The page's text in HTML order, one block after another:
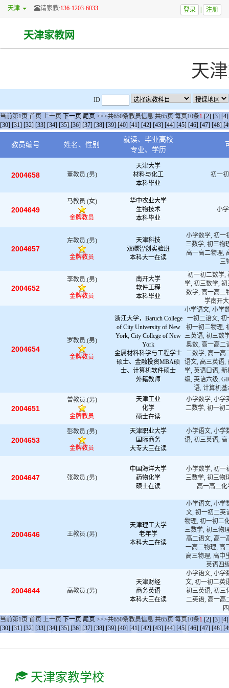
天津 请家教:136-1203-6033 登录 | 注册
天津家教网
天
ID
当前第1 页 首页 上一页 下一页 尾页 >>>共650条教员信息 共65页 每页10条1 [2] [3] [4]
[30] [31] [32] [33] [34] [35] [36] [37] [38] [39] [40] [41] [42] [43] [44] [45] [46] [47] [48]
教员编号 姓名、性别
就读、毕业高校
专业、学历
2004658 董教员.(男)
天津大学
材料与化工
本科毕业
初一
2004649
马教员.(女)
金牌教员
华中农业大学
生物技术
本科毕业
小
2004657
左教员.(男)
金牌教员
天津科技
双碳智创实验班
本科大一在读
小学数学, 初一
三数学, 初三物
高一高二物理,
三
2004652
李教员.(男)
金牌教员
南开大学
软件工程
本科毕业
初一初二数学,
学, 初三数学,
数学, 高一高二
学南开
2004654
罗教员.(男)
金牌教员
浙江大学，Baruch College
of City University of New
York, City College of New
York
金属材料科学与工程学士
硕士、金融投资MBA硕
士、计算机软件硕士
外籍教师
小学语文, 小学
一初二语文, 初
初一初二物理,
三英语, 初三数
奥数, 高一高二
二数学, 高一高
语文, 高三英语,
学, 英语口语,
级, 英语六级,
语, 计算机
2004651
曾教员.(男)
金牌教员
天津工业
化学
硕士在读
小学数学, 小学
二数学, 初一初
2004653
彭教员.(男)
金牌教员
天津职业大学
国际商务
大专大三在读
小学语文, 小学
语, 初三英语,
2004647 张教员.(男)
中国海洋大学
药物化学
硕士在读
小学数学, 初一
三数学, 初三物
高一高二
2004646 王教员.(男)
天津理工大学
老年学
本科大二在读
小学语文, 小学
文, 初一初二英
物理, 初一初二
三数学, 初三物
高二语文, 高一
一高二物理, 高
高三物理, 高中
英语四
2004644 高教员.(男)
天津财经
商务英语
本科大三在读
小学语文, 小学
文, 初一初二英
初三英语, 初三
二英语, 高一高
当前第1 页 首页 上一页 下一页 尾页 >>>共650条教员信息 共65页 每页10条1 [2] [3] [4]
[30] [31] [32] [33] [34] [35] [36] [37] [38] [39] [40] [41] [42] [43] [44] [45] [46] [47] [48]
天津家教学校